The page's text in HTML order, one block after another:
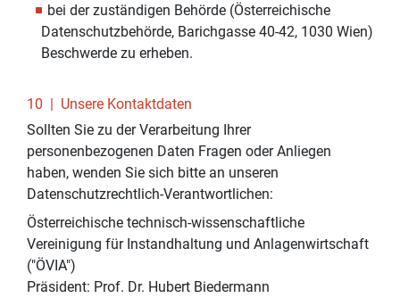
bei der zuständigen Behörde (Österreichische
Datenschutzbehörde, Barichgasse 40-42, 1030 Wien)
Beschwerde zu erheben.
10 | Unsere Kontaktdaten
Sollten Sie zu der Verarbeitung Ihrer
personenbezogenen Daten Fragen oder Anliegen
haben, wenden Sie sich bitte an unseren
Datenschutzrechtlich-Verantwortlichen:
Österreichische technisch-wissenschaftliche
Vereinigung für Instandhaltung und Anlagenwirtschaft
("ÖVIA")
Präsident: Prof. Dr. Hubert Biedermann